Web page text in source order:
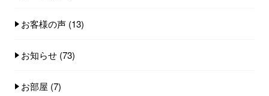
お客様の声 (13)
お知らせ (73)
お部屋 (7)